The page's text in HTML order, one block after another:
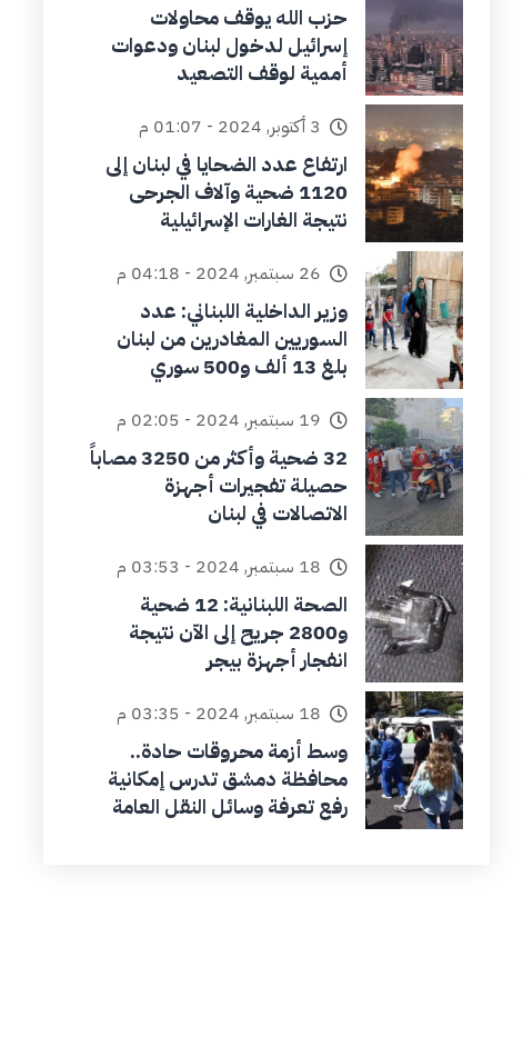
حزب الله يوقف محاولات
إسرائيل لدخول لبنان ودعوات
أممية لوقف التصعيد
3 أكتوبر, 2024 - 01:07 م
ارتفاع عدد الضحايا في لبنان إلى
1120 ضحية وآلاف الجرحى
نتيجة الغارات الإسرائيلية
26 سبتمبر, 2024 - 04:18 م
وزير الداخلية اللبناني: عدد
السوريين المغادرين من لبنان
بلغ 13 ألف و500 سوري
19 سبتمبر, 2024 - 02:05 م
32 ضحية وأكثر من 3250 مصاباً
حصيلة تفجيرات أجهزة
الاتصالات في لبنان
18 سبتمبر, 2024 - 03:53 م
الصحة اللبنانية: 12 ضحية
و2800 جريح إلى الآن نتيجة
انفجار أجهزة بيجر
18 سبتمبر, 2024 - 03:35 م
وسط أزمة محروقات حادة..
محافظة دمشق تدرس إمكانية
رفع تعرفة وسائل النقل العامة